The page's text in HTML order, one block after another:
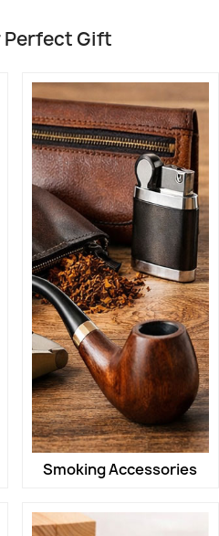
Perfect Gift
Smoking Accessories